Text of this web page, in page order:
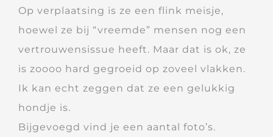
Op verplaatsing is ze een flink meisje,
hoewel ze bij “vreemde” mensen nog een
vertrouwensissue heeft. Maar dat is ok, ze
is zoooo hard gegroeid op zoveel vlakken.
Ik kan echt zeggen dat ze een gelukkig
hondje is.
Bijgevoegd vind je een aantal foto’s.